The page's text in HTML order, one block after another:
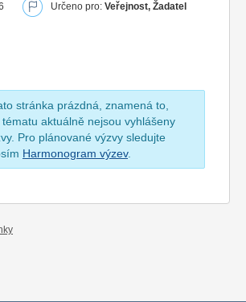
Určeno pro: Veřejnost, Žadatel
stránka prázdná, znamená to,
aktuálně nejsou vyhlášeny
Pro plánované výzvy sledujte
Harmonogram výzev.